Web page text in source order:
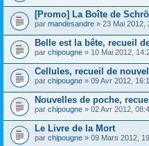
o
n
t
i
e
n
t
u
n
o
n
d
a
g
e
[Promo] La Boîte de
par mandesandre » 23 Mai 2012,
Belle est la bête, recueil
par chipougne » 10 Mai 2012,
Cellules, recueil de
par chipougne » 09 Avr 2012,
Nouvelles de poche,
par chipougne » 02 Avr 2012,
Le Livre de la Mort
par chipougne » 09 Mars 2012,